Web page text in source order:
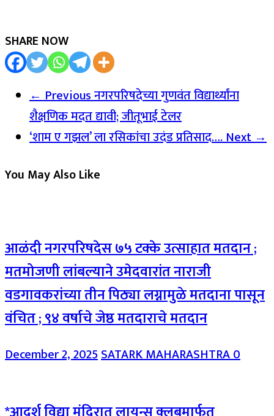
SHARE NOW
← Previousनगरपरिषदेच्या गुणवंत विद्यार्थ्यांना
शैक्षणिक मदत द्यावी; जीतूभाई टेलर
‘शाम ए गझल’ ला रसिकांचा उदंड प्रतिसाद….Next →
You May Also Like
आळंदी नगरपरिषदेस ७५ टक्के उत्साहात मतदान ;
मतमोजणी लांबल्याने उमेदवारांत नाराजी
वडगावकरांच्या तीन पिठ्या लग्नामुळे मतदाना पासून
वंचित ; ९४ वर्षाचे जेष्ठ मतदाराचे मतदान
December 2, 2025SATARK MAHARASHTRA0